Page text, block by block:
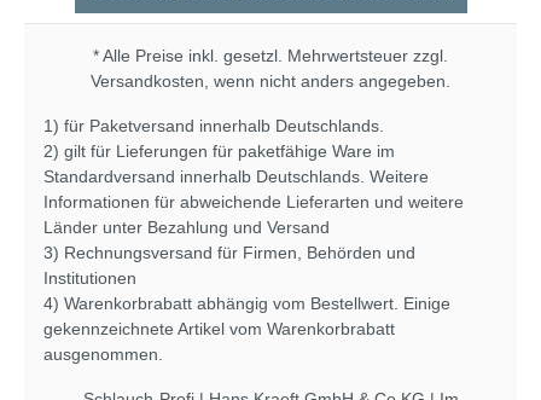
* Alle Preise inkl. gesetzl. Mehrwertsteuer zzgl.
Versandkosten , wenn nicht anders angegeben.
1) für Paketversand innerhalb Deutschlands.
2) gilt für Lieferungen für paketfähige Ware im
Standardversand innerhalb Deutschlands. Weitere
Informationen für abweichende Lieferarten und weitere
Länder unter Bezahlung und Versand
3) Rechnungsversand für Firmen, Behörden und
Institutionen
4) Warenkorbrabatt abhängig vom Bestellwert. Einige
gekennzeichnete Artikel vom Warenkorbrabatt
ausgenommen.